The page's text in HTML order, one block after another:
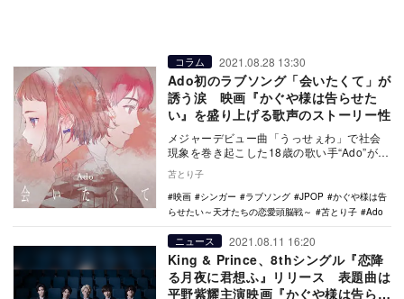
コラム 2021.08.28 13:30
Ado初のラブソング「会いたくて」が
誘う涙 映画『かぐや様は告らせた
い』を盛り上げる歌声のストーリー性
メジャーデビュー曲「うっせぇわ」で社会
現象を巻き起こした18歳の歌い手“Ado”が、
12…
苫とり子
映画
シンガー ラブソング JPOP
かぐや様は告
らせたい～天才たちの恋愛頭脳戦～
苫とり子 Ado
ニュース 2021.08.11 16:20
King & Prince、8thシングル『恋降
る月夜に君想ふ』リリース 表題曲は
平野紫耀主演映画『かぐや様は告らせ